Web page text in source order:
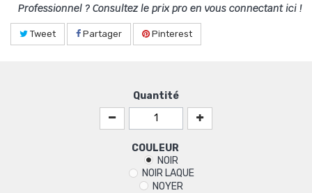
Professionnel ? Consultez le prix pro en vous connectant ici !
Tweet Partager Pinterest
Quantité
COULEUR
NOIR
NOIR LAQUE
NOYER